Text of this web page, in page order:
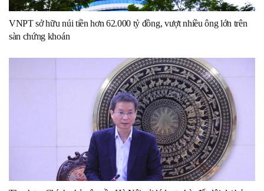
VNPT sở hữu núi tiền hơn 62.000 tỷ đồng, vượt nhiều ông lớn trên
sàn chứng khoán